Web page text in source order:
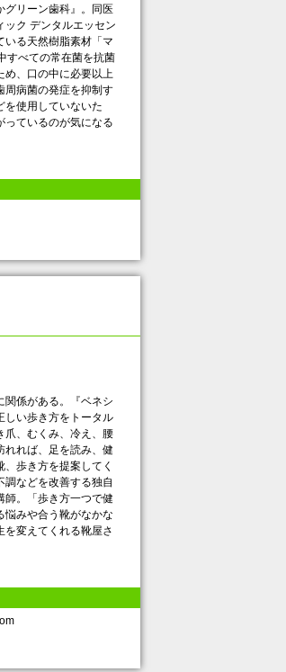
グリーン歯科』。同医
ック デンタルエッセン
いる天然樹脂素材「マ
すべての常在菌を抗菌
め、口の中に必要以上
周病菌の発症を抑制す
を使用していないた
っているのが気になる
係がある。『ベネシ
しい歩き方をトータル
爪、むくみ、冷え、腰
れれば、足を読み、健
歩き方を提案してく
などを改善する独自
師。「歩き方一つで健
悩みや合う靴がなかな
変えてくれる靴屋さ